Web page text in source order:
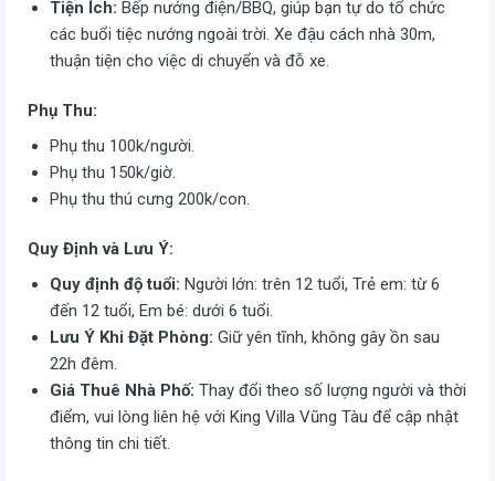
Tiện Ích: Bếp nướng điện/BBQ, giúp bạn tự do tổ chức
các buổi tiệc nướng ngoài trời. Xe đậu cách nhà 30m,
thuận tiện cho việc di chuyển và đỗ xe.
Phụ Thu:
Phụ thu 100k/người.
Phụ thu 150k/giờ.
Phụ thu thú cưng 200k/con.
Quy Định và Lưu Ý:
Quy định độ tuổi: Người lớn: trên 12 tuổi, Trẻ em: từ 6
đến 12 tuổi, Em bé: dưới 6 tuổi.
Lưu Ý Khi Đặt Phòng: Giữ yên tĩnh, không gây ồn sau
22h đêm.
Giá Thuê Nhà Phố: Thay đổi theo số lượng người và thời
điểm, vui lòng liên hệ với King Villa Vũng Tàu để cập nhật
thông tin chi tiết.